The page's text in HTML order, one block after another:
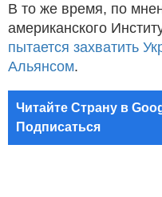
В то же время, по
американского
пытается захватить
Альянсом.
Читайте Страну в
Подписаться